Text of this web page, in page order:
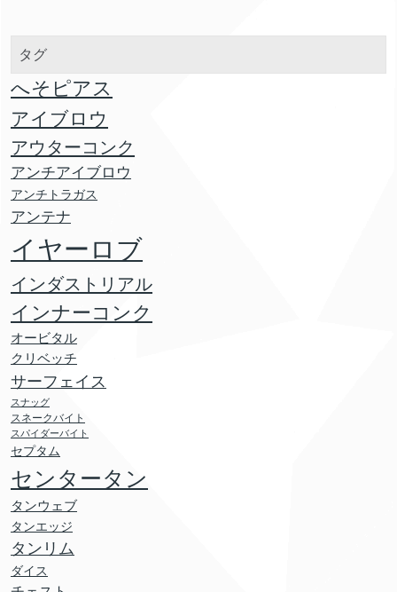
タグ
へそピアス
アイブロウ
アウターコンク
アンチアイブロウ
アンチトラガス
アンテナ
イヤーロブ
インダストリアル
インナーコンク
オービタル
クリベッチ
サーフェイス
スナッグ
スネークバイト
スパイダーバイト
セプタム
センタータン
タンウェブ
タンエッジ
タンリム
ダイス